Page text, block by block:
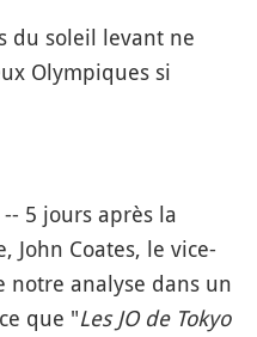
du soleil levant ne
Olympiques si
-- 5 jours après la
John Coates, le vice-
notre analyse dans un
que "Les JO de Tokyo